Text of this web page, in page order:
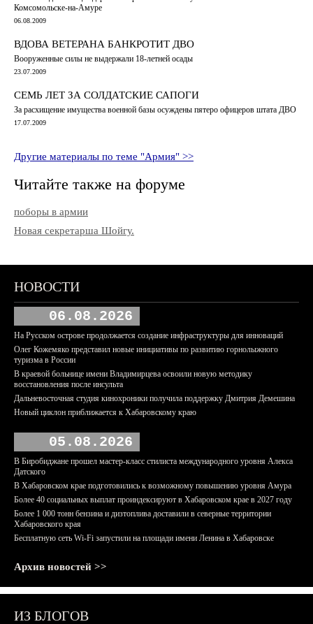
Комсомольске-на-Амуре
06.08.2009
ВДОВА ВЕТЕРАНА БАНКРОТИТ ДВО
Вооруженные силы не выдержали 18-летней осады
23.07.2009
СЕМЬ ЛЕТ ЗА СОЛДАТСКИЕ САПОГИ
За расхищение имущества военной базы осуждены пятеро офицеров штата ДВО
17.07.2009
Другие материалы по теме "Армия" >>
Читайте также на форуме
поборы в армии
Новая секретарша Шойгу.
НОВОСТИ
06.08.2026
На Русском острове продолжается создание инфраструктуры для инноваций
Олег Кожемяко представил новые инициативы по развитию горнолыжного
туризма в России
В краевой больнице имени Владимирцева освоили новую методику
восстановления после инсульта
Дальневосточная студия кинохроники получила поддержку Дмитрия Демешина
Новый циклон приближается к Хабаровскому краю
05.08.2026
В Биробиджане прошел мастер-класс стилиста международного уровня Алекса
Датского
В Хабаровском крае подготовились к возможному повышению уровня Амура
Более 40 социальных выплат проиндексируют в Хабаровском крае в 2027 году
Более 1 000 тонн бензина и дизтоплива доставили в северные территории
Хабаровского края
Бесплатную сеть Wi-Fi запустили на площади имени Ленина в Хабаровске
Архив новостей >>
ИЗ БЛОГОВ